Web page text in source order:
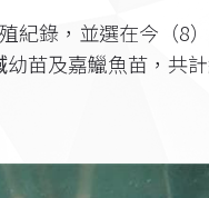
紀錄，並選在今（8
苗及嘉鱲魚苗，共